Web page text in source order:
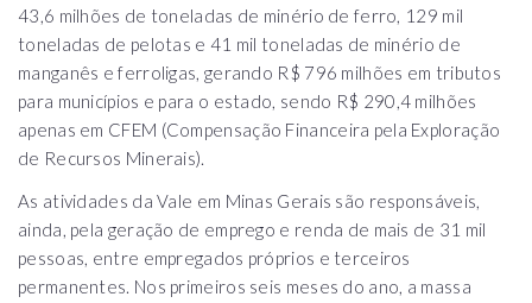
43,6 milhões de toneladas de minério de ferro, 129 mil
toneladas de pelotas e 41 mil toneladas de minério de
manganês e ferroligas, gerando R$ 796 milhões em tributos
para municípios e para o estado, sendo R$ 290,4 milhões
apenas em CFEM (Compensação Financeira pela Exploração
de Recursos Minerais).
As atividades da Vale em Minas Gerais são responsáveis,
ainda, pela geração de emprego e renda de mais de 31 mil
pessoas, entre empregados próprios e terceiros
permanentes. Nos primeiros seis meses do ano, a massa